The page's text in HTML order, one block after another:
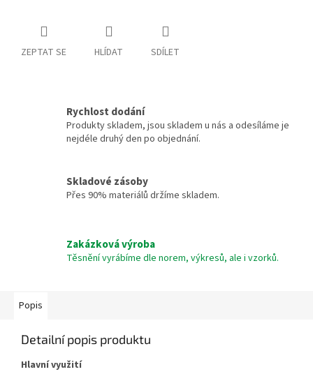
ZEPTAT SE HLÍDAT SDÍLET
Rychlost dodání
Produkty skladem, jsou skladem u nás a odesíláme je
nejdéle druhý den po objednání.
Skladové zásoby
Přes 90% materiálů držíme skladem.
Zakázková výroba
Těsnění vyrábíme dle norem, výkresů, ale i vzorků.
Popis
Detailní popis produktu
Hlavní využití